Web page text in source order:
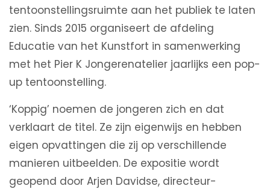
tentoonstellingsruimte aan het publiek te laten
zien. Sinds 2015 organiseert de afdeling
Educatie van het Kunstfort in samenwerking
met het Pier K Jongerenatelier jaarlijks een pop-
up tentoonstelling.
‘Koppig’ noemen de jongeren zich en dat
verklaart de titel. Ze zijn eigenwijs en hebben
eigen opvattingen die zij op verschillende
manieren uitbeelden. De expositie wordt
geopend door Arjen Davidse, directeur-